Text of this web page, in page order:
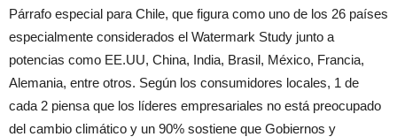
Párrafo especial para Chile, que figura como uno de los 26 países
especialmente considerados el Watermark Study junto a
potencias como EE.UU, China, India, Brasil, México, Francia,
Alemania, entre otros. Según los consumidores locales, 1 de
cada 2 piensa que los líderes empresariales no está preocupado
del cambio climático y un 90% sostiene que Gobiernos y